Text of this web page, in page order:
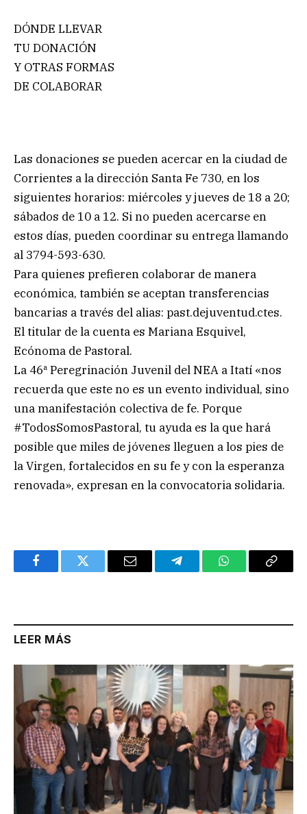
DÓNDE LLEVAR
TU DONACIÓN
Y OTRAS FORMAS
DE COLABORAR
Las donaciones se pueden acercar en la ciudad de
Corrientes a la dirección Santa Fe 730, en los
siguientes horarios: miércoles y jueves de 18 a 20;
sábados de 10 a 12. Si no pueden acercarse en
estos días, pueden coordinar su entrega llamando
al 3794-593-630.
Para quienes prefieren colaborar de manera
económica, también se aceptan transferencias
bancarias a través del alias: past.dejuventud.ctes.
El titular de la cuenta es Mariana Esquivel,
Ecónoma de Pastoral.
La 46ª Peregrinación Juvenil del NEA a Itatí «nos
recuerda que este no es un evento individual, sino
una manifestación colectiva de fe. Porque
#TodosSomosPastoral, tu ayuda es la que hará
posible que miles de jóvenes lleguen a los pies de
la Virgen, fortalecidos en su fe y con la esperanza
renovada», expresan en la convocatoria solidaria.
FacebookTwitter Email TelegramWhatsAppCopy
LEER MÁS